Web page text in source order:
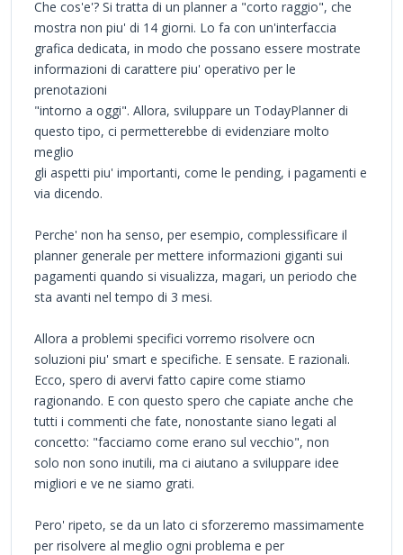
Che cos'e'? Si tratta di un planner a "corto raggio", che
mostra non piu' di 14 giorni. Lo fa con un'interfaccia
grafica dedicata, in modo che possano essere mostrate
informazioni di carattere piu' operativo per le
prenotazioni
"intorno a oggi". Allora, sviluppare un TodayPlanner di
questo tipo, ci permetterebbe di evidenziare molto
meglio
gli aspetti piu' importanti, come le pending, i pagamenti e
via dicendo.
Perche' non ha senso, per esempio, complessificare il
planner generale per mettere informazioni giganti sui
pagamenti quando si visualizza, magari, un periodo che
sta avanti nel tempo di 3 mesi.
Allora a problemi specifici vorremo risolvere ocn
soluzioni piu' smart e specifiche. E sensate. E razionali.
Ecco, spero di avervi fatto capire come stiamo
ragionando. E con questo spero che capiate anche che
tutti i commenti che fate, nonostante siano legati al
concetto: "facciamo come erano sul vecchio", non
solo non sono inutili, ma ci aiutano a sviluppare idee
migliori e ve ne siamo grati.
Pero' ripeto, se da un lato ci sforzeremo massimamente
per risolvere al meglio ogni problema e per